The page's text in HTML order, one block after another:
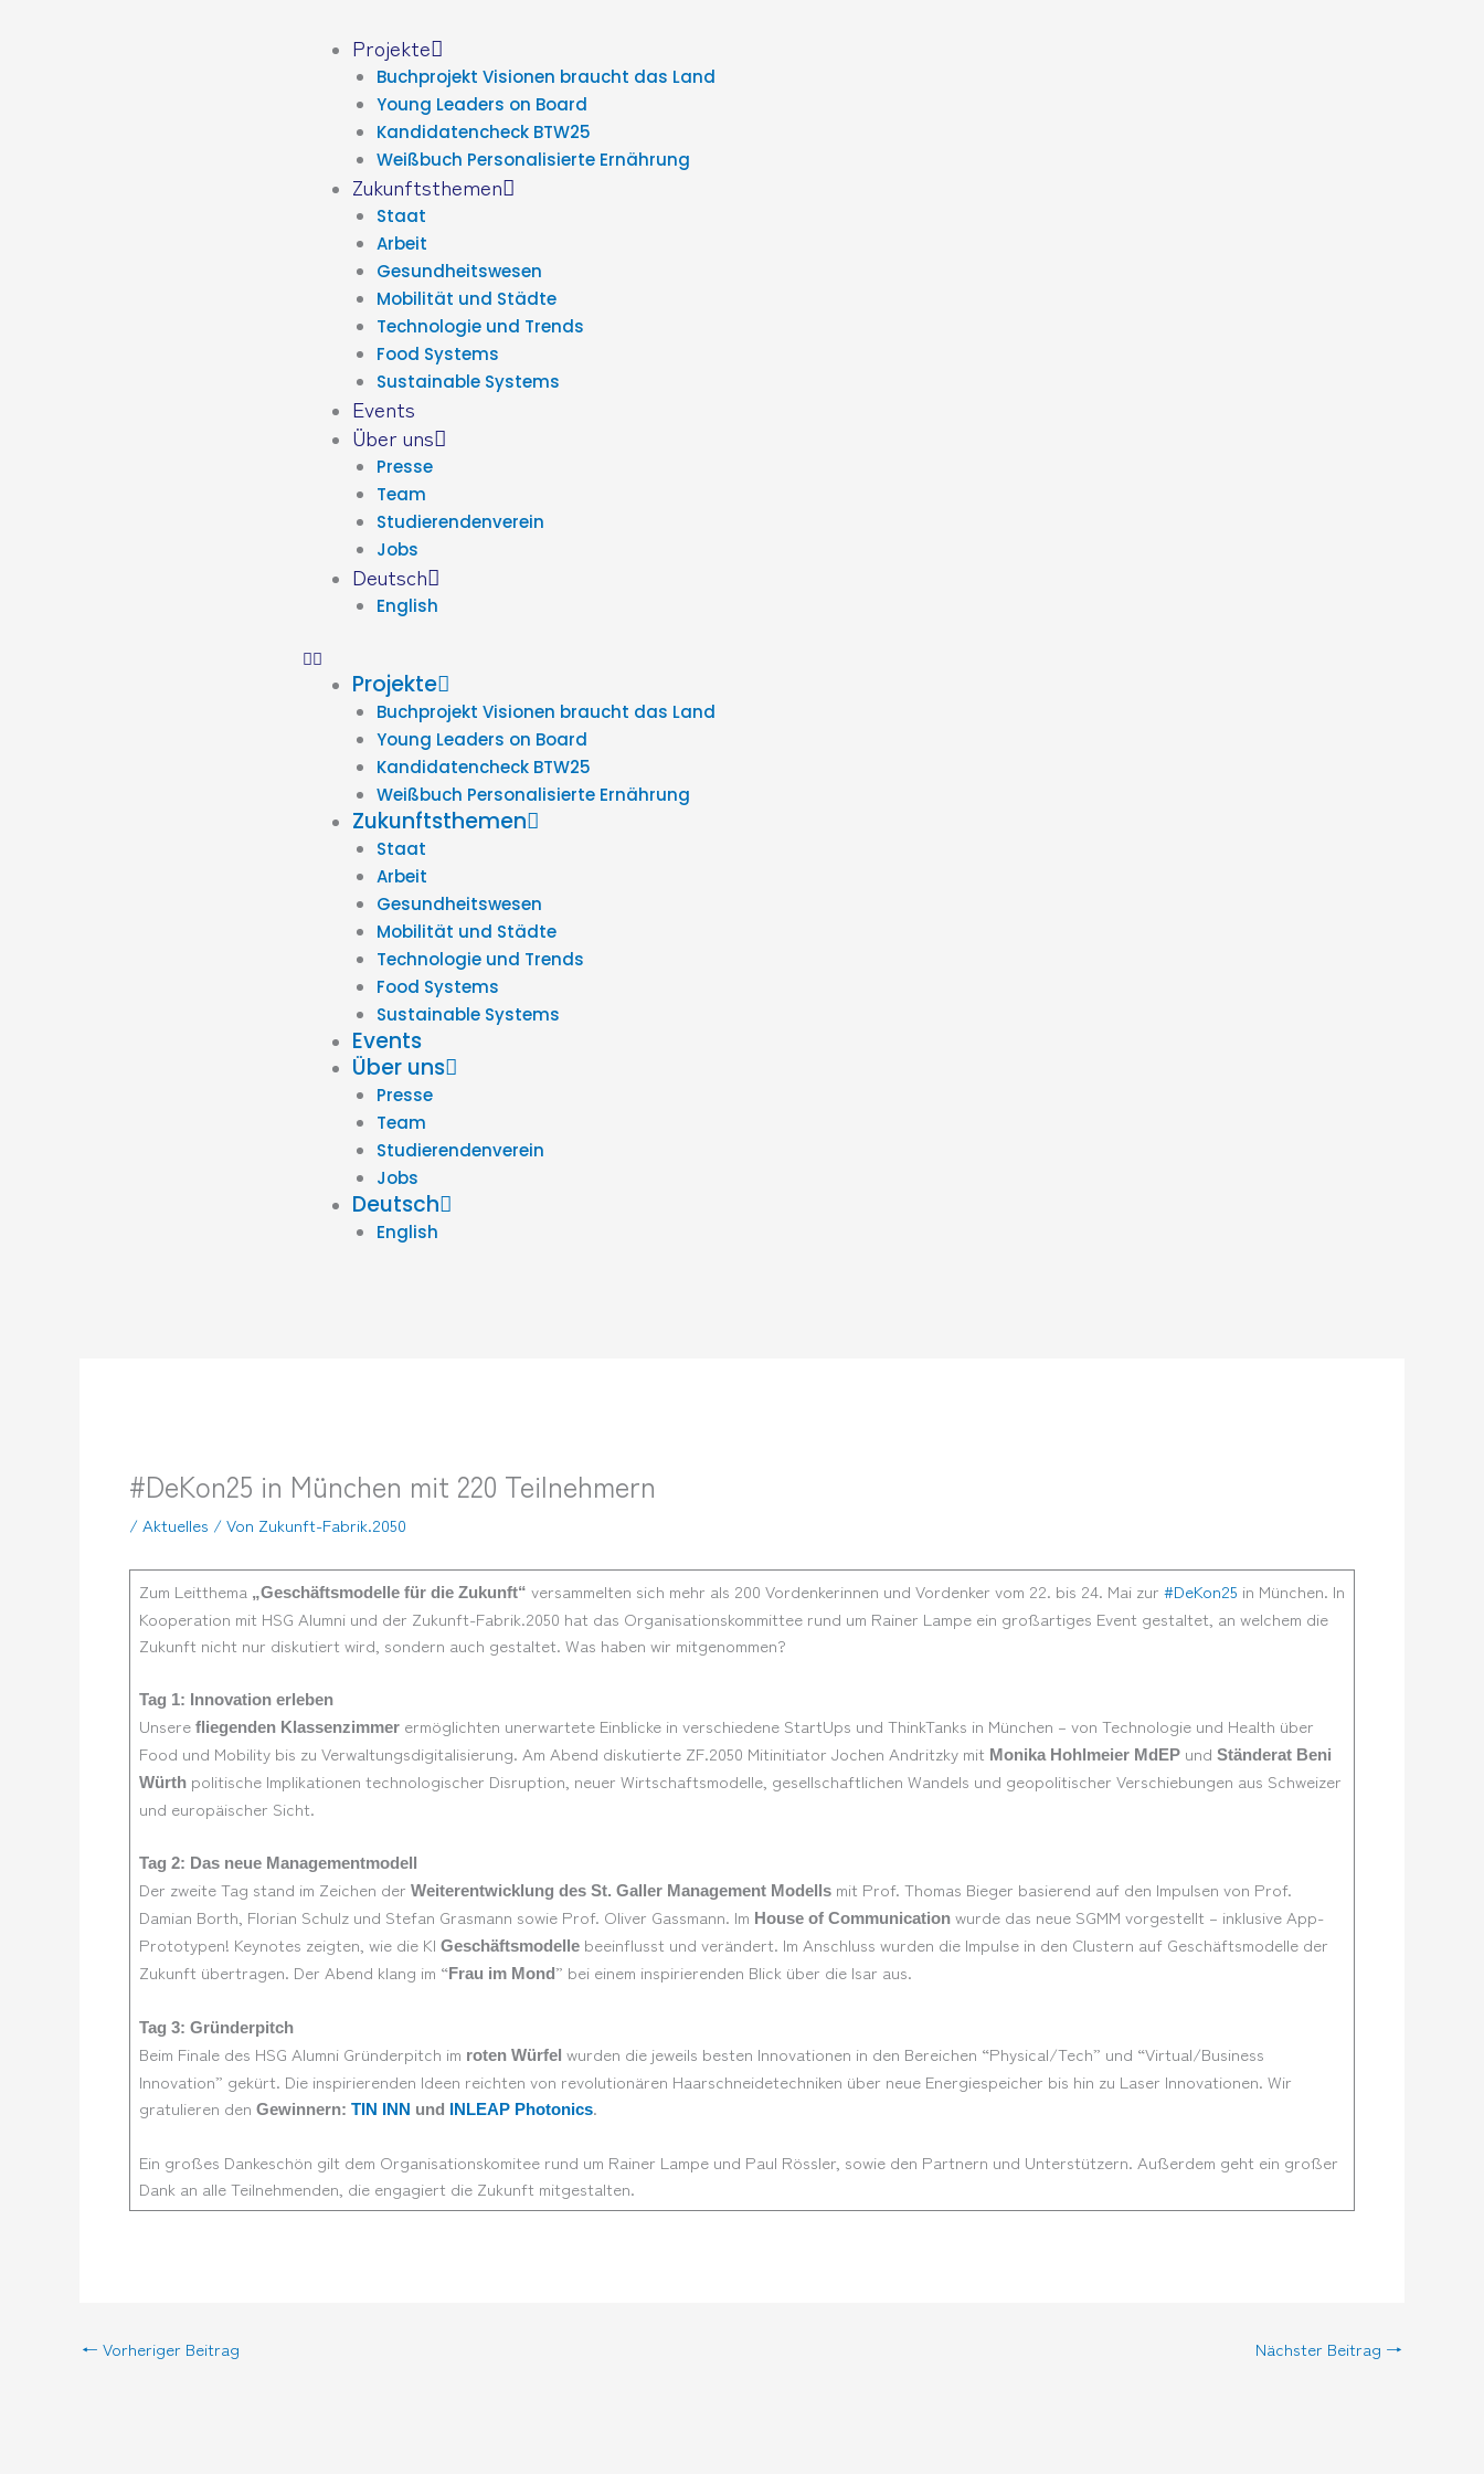
Projekte
Buchprojekt Visionen braucht das Land
Young Leaders on Board
Kandidatencheck BTW25
Weißbuch Personalisierte Ernährung
Zukunftsthemen
Staat
Arbeit
Gesundheitswesen
Mobilität und Städte
Technologie und Trends
Food Systems
Sustainable Systems
Events
Über uns
Presse
Team
Studierendenverein
Jobs
Deutsch
English
Projekte
Buchprojekt Visionen braucht das Land
Young Leaders on Board
Kandidatencheck BTW25
Weißbuch Personalisierte Ernährung
Zukunftsthemen
Staat
Arbeit
Gesundheitswesen
Mobilität und Städte
Technologie und Trends
Food Systems
Sustainable Systems
Events
Über uns
Presse
Team
Studierendenverein
Jobs
Deutsch
English
#DeKon25 in München mit 220 Teilnehmern
/Aktuelles / Von Zukunft-Fabrik.2050
Zum Leitthema „Geschäftsmodelle für die Zukunft“ versammelten sich mehr als 200 Vordenkerinnen und Vordenker vom 22. bis 24. Mai zur #DeKon25 in München. In
Kooperation mit HSG Alumni und der Zukunft-Fabrik.2050 hat das Organisationskommittee rund um Rainer Lampe ein großartiges Event gestaltet, an welchem die
Zukunft nicht nur diskutiert wird, sondern auch gestaltet. Was haben wir mitgenommen?
Tag 1: Innovation erleben
Unsere fliegenden Klassenzimmerermöglichten unerwartete Einblicke in verschiedene StartUps und ThinkTanks in München – von Technologie und Health über
Food und Mobility bis zu Verwaltungsdigitalisierung. Am Abend diskutierte ZF.2050 Mitinitiator Jochen Andritzky mit Monika Hohlmeier MdEPund Ständerat Beni
Würthpolitische Implikationen technologischer Disruption, neuer Wirtschaftsmodelle, gesellschaftlichen Wandels und geopolitischer Verschiebungen aus Schweizer
und europäischer Sicht.
Tag 2: Das neue Managementmodell
Der zweite Tag stand im Zeichen der Weiterentwicklung des St. Galler Management Modells mit Prof. Thomas Bieger basierend auf den Impulsen von Prof.
Damian Borth, Florian Schulz und Stefan Grasmann sowie Prof. Oliver Gassmann. Im House of Communicationwurde das neue SGMM vorgestellt – inklusive App-
Prototypen! Keynotes zeigten, wie die KI Geschäftsmodellebeeinflusst und verändert. Im Anschluss wurden die Impulse in den Clustern auf Geschäftsmodelle der
Zukunft übertragen. Der Abend klang im “Frau im Mond” bei einem inspirierenden Blick über die Isar aus.
Tag 3: Gründerpitch
Beim Finale des HSG Alumni Gründerpitch im roten Würfel wurden die jeweils besten Innovationen in den Bereichen “Physical/Tech” und “Virtual/Business
Innovation” gekürt. Die inspirierenden Ideen reichten von revolutionären Haarschneidetechniken über neue Energiespeicher bis hin zu Laser Innovationen. Wir
gratulieren den Gewinnern: TIN INN und INLEAP Photonics.
Ein großes Dankeschön gilt dem Organisationskomitee rund um Rainer Lampe und Paul Rössler, sowie den Partnern und Unterstützern. Außerdem geht ein großer
Dank an alle Teilnehmenden, die engagiert die Zukunft mitgestalten.
← Vorheriger Beitrag Nächster Beitrag →